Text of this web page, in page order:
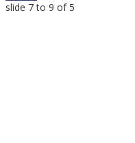
slide 7 to 9 of 5